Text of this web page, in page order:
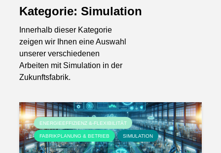
Kategorie: Simulation
Innerhalb dieser Kategorie
zeigen wir Ihnen eine Auswahl
unserer verschiedenen
Arbeiten mit Simulation in der
Zukunftsfabrik.
ENERGIEEFFIZIENZ &-FLEXIBILITÄT
FABRIKPLANUNG & BETRIEB SIMULATION